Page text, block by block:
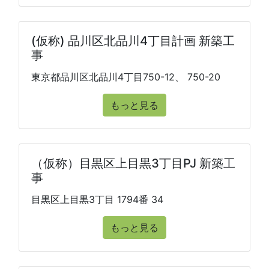
(仮称) 品川区北品川4丁目計画 新築工
事
東京都品川区北品川4丁目750-12、 750-20
もっと見る
（仮称）目黒区上目黒3丁目PJ 新築工
事
目黒区上目黒3丁目 1794番 34
もっと見る